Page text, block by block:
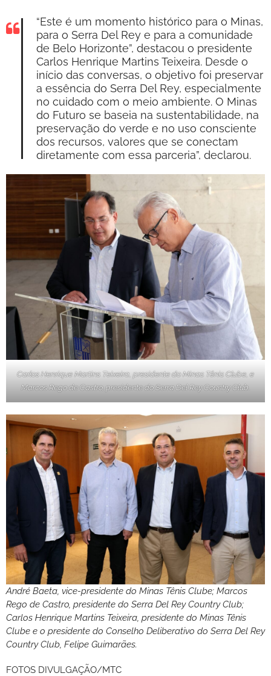
“Este é um momento histórico para o Minas,
para o Serra Del Rey e para a comunidade
de Belo Horizonte”, destacou o presidente
Carlos Henrique Martins Teixeira. Desde o
início das conversas, o objetivo foi preservar
a essência do Serra Del Rey, especialmente
no cuidado com o meio ambiente. O Minas
do Futuro se baseia na sustentabilidade, na
preservação do verde e no uso consciente
dos recursos, valores que se conectam
diretamente com essa parceria”, declarou.
Carlos Henrique Martins Teixeira, presidente do Minas Tênis Clube, e
Marcos Rego de Castro, presidente do Serra Del Rey Country Club.
André Baeta, vice-presidente do Minas Tênis Clube; Marcos
Rego de Castro, presidente do Serra Del Rey Country Club;
Carlos Henrique Martins Teixeira, presidente do Minas Tênis
Clube e o presidente do Conselho Deliberativo do Serra Del Rey
Country Club, Felipe Guimarães.
FOTOS DIVULGAÇÃO/MTC